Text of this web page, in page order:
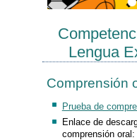
Lengua
Comprensión
Prueba de
Enlace de
comprensión oral: